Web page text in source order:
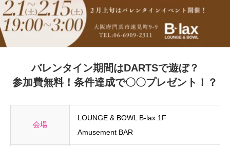
バレンタイン期間はDARTSで遊ぼ？
参加費無料！条件達成で〇〇プレゼント！？
会場
LOUNGE & BOWL B-lax 1F
Amusement BAR